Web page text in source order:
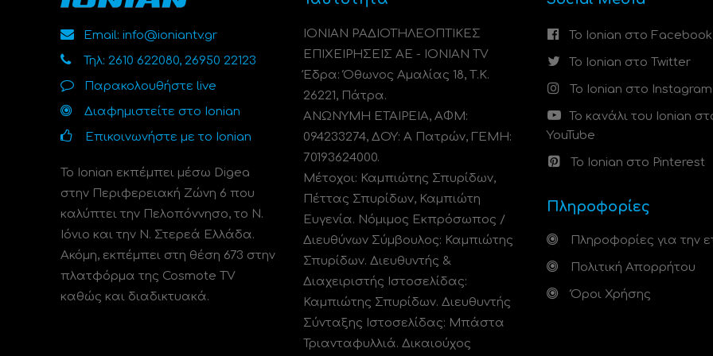
Email: info@ioniantv.gr
Τηλ: 2610 622080, 26950 22123
Παρακολουθήστε live
Διαφημιστείτε στο Ionian
Επικοινωνήστε με το Ionian
Το Ionian εκπέμπει μέσω Digea
στην Περιφερειακή Ζώνη 6 που
καλύπτει την Πελοπόννησο, το N.
Ιόνιο και την Ν. Στερεά Ελλάδα.
Ακόμη, εκπέμπει στη θέση 673 στην
πλατφόρμα της Cosmote TV
καθώς και διαδικτυακά.
ΙΟΝΙΑΝ ΡΑΔΙΟΤΗΛΕΟΠΤΙΚΕΣ
ΕΠΙΧΕΙΡΗΣΕΙΣ ΑΕ - IONIAN TV
Έδρα: Όθωνος Αμαλίας 18, Τ.Κ.
26221, Πάτρα.
ΑΝΩΝΥΜΗ ΕΤΑΙΡΕΙΑ, ΑΦΜ:
094233274, ΔΟΥ: A Πατρών, ΓΕΜΗ:
70193624000.
Μέτοχοι: Καμπιώτης Σπυρίδων,
Πέττας Σπυρίδων, Καμπιώτη
Ευγενία. Νόμιμος Εκπρόσωπος /
Διευθύνων Σύμβουλος: Καμπιώτης
Σπυρίδων. Διευθυντής &
Διαχειριστής Ιστοσελίδας:
Καμπιώτης Σπυρίδων. Διευθυντής
Σύνταξης Ιστοσελίδας: Μπάστα
Τριανταφυλλιά. Δικαιούχος
Το Ionian στο Facebook
Το Ionian στο Twitter
Το Ionian στο Instagram
Το κανάλι του Ionian
YouTube
Το Ionian στο Pinterest
Πληροφορίες
Πληροφορίες για την
Πολιτική Απορρήτου
Όροι Χρήσης